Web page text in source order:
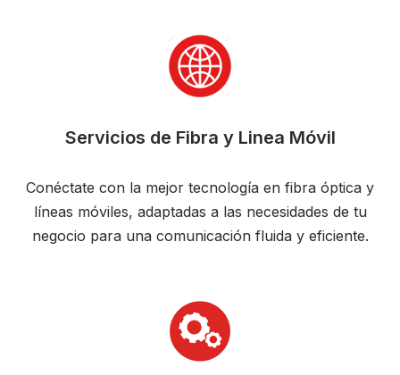
Servicios de Fibra y Linea Móvil
Conéctate con la mejor tecnología en fibra óptica y
líneas móviles, adaptadas a las necesidades de tu
negocio para una comunicación fluida y eficiente.